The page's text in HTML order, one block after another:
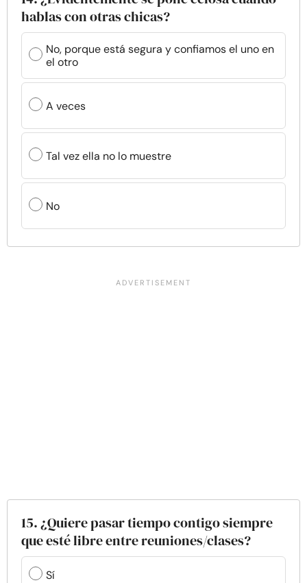
hablas con otras chicas?
No, porque está segura y confiamos el uno en
el otro
A veces
Tal vez ella no lo muestre
No
15. ¿Quiere pasar tiempo contigo siempre
que esté libre entre reuniones/clases?
Sí